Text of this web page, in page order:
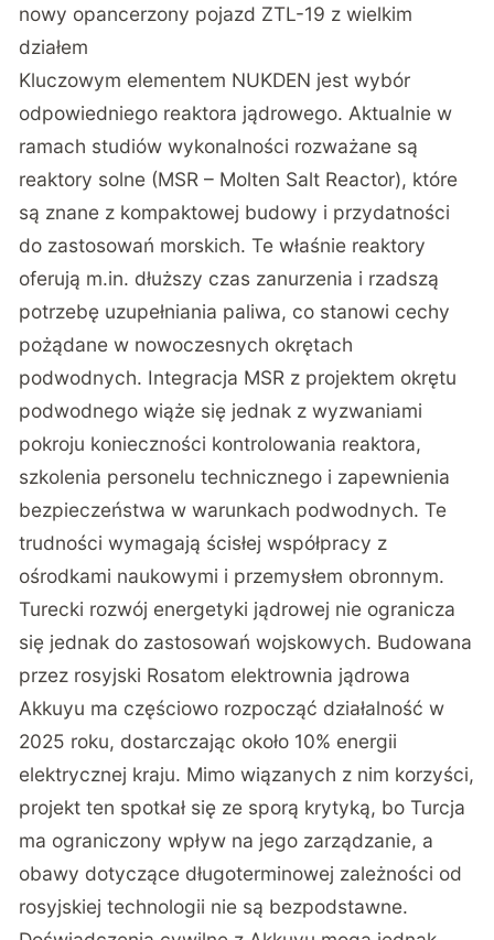
nowy opancerzony pojazd ZTL-19 z wielkim
działem
Kluczowym elementem NUKDEN jest wybór
odpowiedniego reaktora jądrowego. Aktualnie w
ramach studiów wykonalności rozważane są
reaktory solne (MSR – Molten Salt Reactor), które
są znane z kompaktowej budowy i przydatności
do zastosowań morskich. Te właśnie reaktory
oferują m.in. dłuższy czas zanurzenia i rzadszą
potrzebę uzupełniania paliwa, co stanowi cechy
pożądane w nowoczesnych okrętach
podwodnych. Integracja MSR z projektem okrętu
podwodnego wiąże się jednak z wyzwaniami
pokroju konieczności kontrolowania reaktora,
szkolenia personelu technicznego i zapewnienia
bezpieczeństwa w warunkach podwodnych. Te
trudności wymagają ścisłej współpracy z
ośrodkami naukowymi i przemysłem obronnym.
Turecki rozwój energetyki jądrowej nie ogranicza
się jednak do zastosowań wojskowych. Budowana
przez rosyjski Rosatom elektrownia jądrowa
Akkuyu ma częściowo rozpocząć działalność w
2025 roku, dostarczając około 10% energii
elektrycznej kraju. Mimo wiązanych z nim korzyści,
projekt ten spotkał się ze sporą krytyką, bo Turcja
ma ograniczony wpływ na jego zarządzanie, a
obawy dotyczące długoterminowej zależności od
rosyjskiej technologii nie są bezpodstawne.